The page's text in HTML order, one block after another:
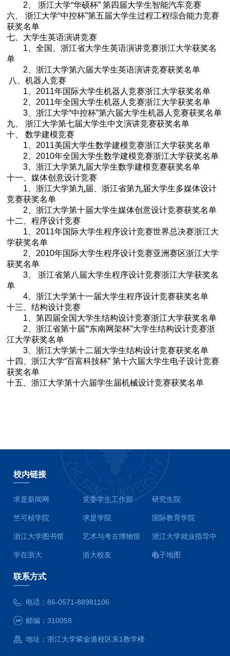
2 、 浙江大学“华硕杯” 第四届大学生智能汽车竞赛
六、 浙江大学“中控杯”第五届大学生过程工程综合能力竞赛
获奖名单
七、大学生英语演讲竞赛
1 、全国、浙江省大学生英语演讲竞赛浙江大学获奖名
单
2 、浙江大学第六届大学生英语演讲竞赛获奖名单
八、机器人竞赛
1 、2011年国际大学生机器人竞赛浙江大学获奖名单
2 、2011年全国大学生机器人竞赛浙江大学获奖名单
3 、浙江大学“中控杯”第六届大学生机器人竞赛获奖名单
九、 浙江大学第七届大学生中文演讲竞赛获奖名单
十、 数学建模竞赛
1 、2011美国大学生数学建模竞赛浙江大学获奖名单
2 、2010年全国大学生数学建模竞赛浙江大学获奖名单
3 、浙江大学第九届大学生数学建模竞赛获奖名单
十一、媒体创意设计竞赛
1 、浙江大学第九届、浙江省第九届大学生多媒体设计
竞赛获奖名单
2 、浙江大学第十届大学生媒体创意设计竞赛获奖名单
十二、程序设计竞赛
1 、2011年国际大学生程序设计竞赛世界总决赛浙江大
学获奖名单
2 、2010年国际大学生程序设计竞赛亚洲赛区浙江大学
获奖名单
3 、 浙江省第八届大学生程序设计竞赛浙江大学获奖名
单
4 、浙江大学第十一届大学生程序设计竞赛获奖名单
十三、结构设计竞赛
1 、第四届全国大学生结构设计竞赛浙江大学获奖名单
2 、浙江省第十届“东南网架杯”大学生结构设计竞赛浙
江大学获奖名单
3 、浙江大学第十二届大学生结构设计竞赛获奖名单
十四、浙江大学“百富科技杯” 第十六届大学生电子设计竞赛
获奖名单
十五、浙江大学第十六届学生届机械设计竞赛获奖名单
校内链接
求是新闻网 党委学生工作部 研究生院
竺可桢学院 求是学院 国际教育学院
浙江大学图书馆 艺术与考古博物馆 浙江大学就业指导中
心
学在浙大 浙大校友 电子地图
联系方式
电话：86-0571-88981106
邮编：310058
地址：浙江大学紫金港校区东1教学楼